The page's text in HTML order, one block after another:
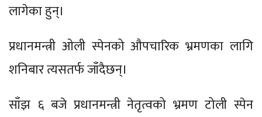
लागेका हुन्।
प्रधानमन्त्री ओली स्पेनको औपचारिक भ्रमणका लागि
शनिबार त्यसतर्फ जाँदैछन्।
साँझ ६ बजे प्रधानमन्त्री नेतृत्वको भ्रमण टोली स्पेन